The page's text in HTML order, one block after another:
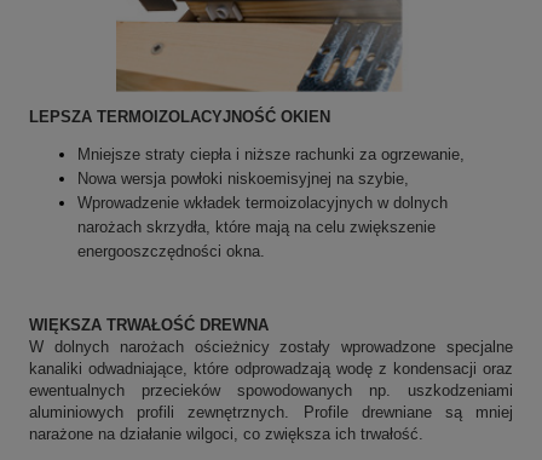
LEPSZA TERMOIZOLACYJNOŚĆ OKIEN
Mniejsze straty ciepła i niższe rachunki za ogrzewanie,
Nowa wersja powłoki niskoemisyjnej na szybie,
Wprowadzenie wkładek termoizolacyjnych w dolnych
narożach skrzydła, które mają na celu zwiększenie
energooszczędności okna.
WIĘKSZA TRWAŁOŚĆ DREWNA
W dolnych narożach ościeżnicy zostały wprowadzone specjalne
kanaliki odwadniające, które odprowadzają wodę z kondensacji oraz
ewentualnych przecieków spowodowanych np. uszkodzeniami
aluminiowych profili zewnętrznych. Profile drewniane są mniej
narażone na działanie wilgoci, co zwiększa ich trwałość.